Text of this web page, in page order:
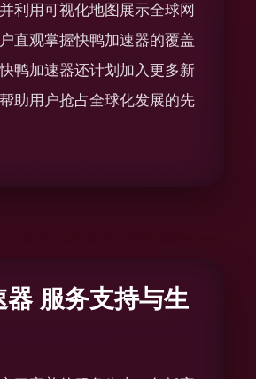
利用可视化地图展示全球网
直观掌握快鸭加速器的覆盖
鸭加速器还计划加入更多新
助用户抢占全球化发展的先
器 服务支持与生